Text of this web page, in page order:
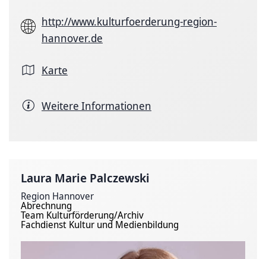
http://www.kulturfoerderung-region-
hannover.de
Karte
Weitere Informationen
Laura Marie Palczewski
Region Hannover
Abrechnung
Team Kulturförderung/Archiv
Fachdienst Kultur und Medienbildung